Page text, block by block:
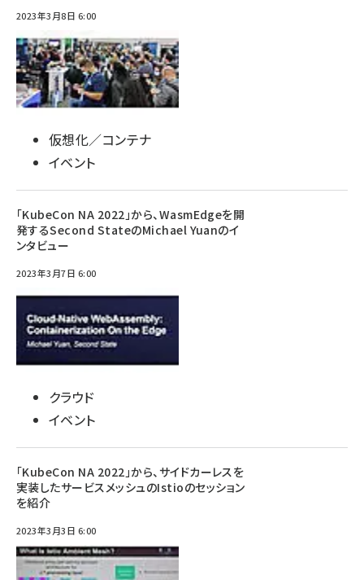
2023年3月8日 6:00
仮想化／コンテナ
イベント
「KubeCon NA 2022」から、WasmEdgeを開
発するSecond StateのMichael Yuanのイ
ンタビュー
2023年3月7日 6:00
クラウド
イベント
「KubeCon NA 2022」から、サイドカーレスを
実装したサービスメッシュのIstioのセッション
を紹介
2023年3月3日 6:00